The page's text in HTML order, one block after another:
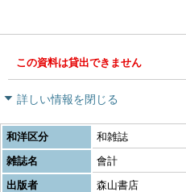
この資料は貸出できません
詳しい情報を閉じる
和洋区分
和雑誌
雑誌名
會計
出版者
森山書店